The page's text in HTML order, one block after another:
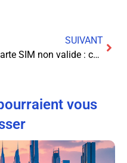
SUIVANT
Carte SIM non valide : comprendre et résoudre cette panne soudaine
vous